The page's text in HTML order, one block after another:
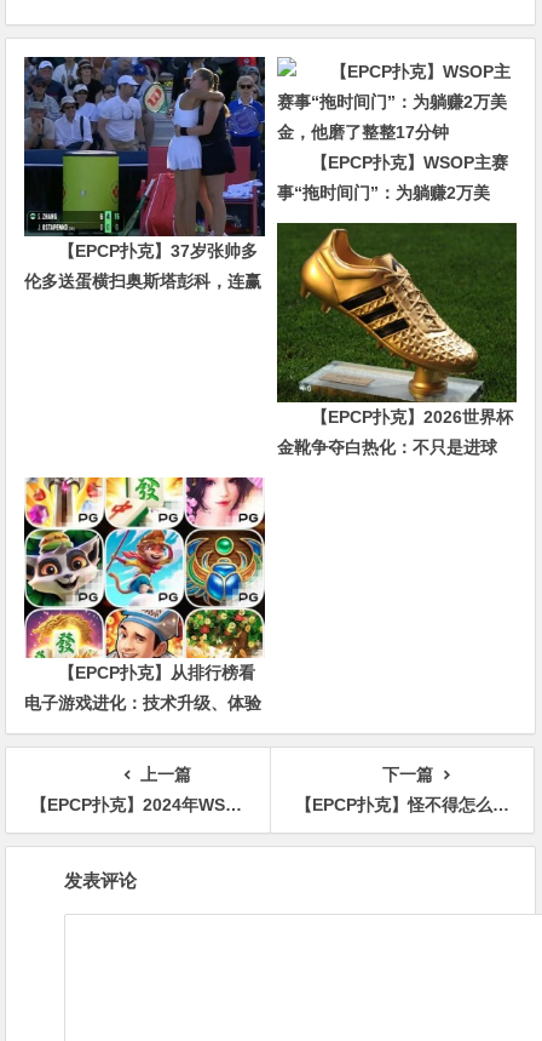
【EPCP扑克】37岁张帅多
伦多送蛋横扫奥斯塔彭科，连赢
【EPCP扑克】WSOP主赛
事“拖时间门”：为躺赚2万美
金，他磨了整整17分钟
【EPCP扑克】2026世界杯
金靴争夺白热化：不只是进球
【EPCP扑克】从排行榜看
电子游戏进化：技术升级、体验
创新与未来趋势
上一篇
【EPCP扑克】2024年WSOP盛大揭幕：副总裁承诺，规模空前，破纪录之旅即将开启！
下一篇
【EPCP扑克】怪不得怎么都没法在常规桌盈利！原来是着了这些道！
发表评论